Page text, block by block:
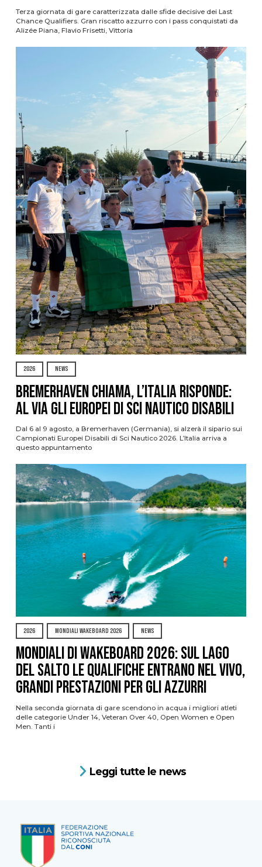
Terza giornata di gare caratterizzata dalle sfide decisive dei Last
Chance Qualifiers. Gran riscatto azzurro con i pass conquistati da
Alizée Piana, Flavio Frisetti, Vittoria
2026 NEWS
Bremerhaven chiama, l’Italia risponde:
al via gli Europei di Sci Nautico Disabili
Dal 6 al 9 agosto, a Bremerhaven (Germania), si alzerà il sipario sui
Campionati Europei Disabili di Sci Nautico 2026. L’Italia arriva a
questo appuntamento
2026 MONDIALI WAKEBOARD 2026 NEWS
Mondiali di Wakeboard 2026: sul Lago
del Salto le qualifiche entrano nel vivo,
grandi prestazioni per gli azzurri
Nella seconda giornata di gare scendono in acqua i migliori atleti
delle categorie Under 14, Veteran Over 40, Open Women e Open
Men. Tanti i
Leggi tutte le news